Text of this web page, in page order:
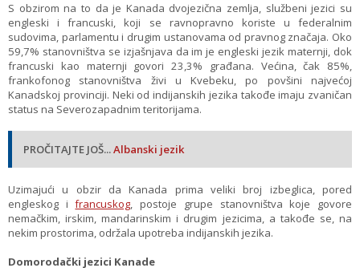
S obzirom na to da je Kanada dvojezična zemlja, službeni jezici su
engleski i francuski, koji se ravnopravno koriste u federalnim
sudovima, parlamentu i drugim ustanovama od pravnog značaja. Oko
59,7% stanovništva se izjašnjava da im je engleski jezik maternji, dok
francuski kao maternji govori 23,3% građana. Većina, čak 85%,
frankofonog stanovništva živi u Kvebeku, po povšini najvećoj
Kanadskoj provinciji. Neki od indijanskih jezika takođe imaju zvaničan
status na Severozapadnim teritorijama.
PROČITAJTE JOŠ...Albanski jezik
Uzimajući u obzir da Kanada prima veliki broj izbeglica, pored
engleskog ifrancuskog, postoje grupe stanovništva koje govore
nemačkim, irskim, mandarinskim i drugim jezicima, a takođe se, na
nekim prostorima, održala upotreba indijanskih jezika.
Domorodački jezici Kanade